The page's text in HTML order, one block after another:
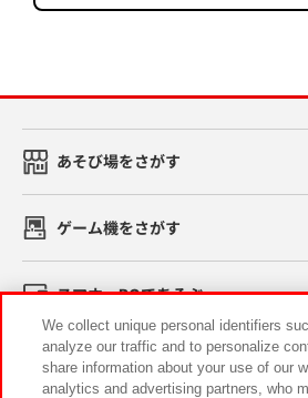
あそび場をさがす
ゲーム機をさがす
スマホ・PCであそぶ
イベント・キャンペーン
We collect unique personal identifiers
analyze our traffic and to personalize
share information about your use of our
analytics and advertising partners, who